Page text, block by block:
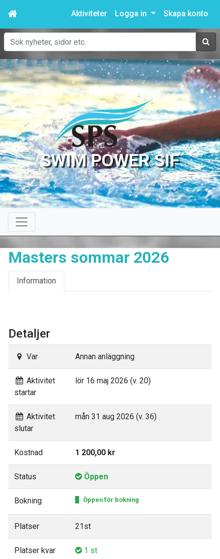
Aktiviteter Logga in Skapa konto
Sök
SWIM POWER SIF
Masters sommar 2026
Information
Detaljer
Var Annan anläggning
Aktivitet
startar
lör 16 maj 2026 (v. 20)
Aktivitet
slutar
mån 31 aug 2026 (v. 36)
Kostnad 1 200,00 kr
Status Öppen
Bokning Öppen för bokning
Platser 21st
Platser kvar 1 st